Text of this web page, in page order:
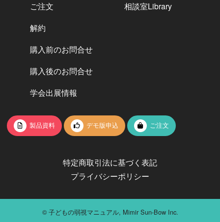
ご注文
解約
購入前のお問合せ
購入後のお問合せ
学会出展情報
相談室Library
製品資料 デモ版申込 ご注文
特定商取引法に基づく表記
プライバシーポリシー
© 子どもの弱視マニュアル, Mimir Sun-Bow Inc.